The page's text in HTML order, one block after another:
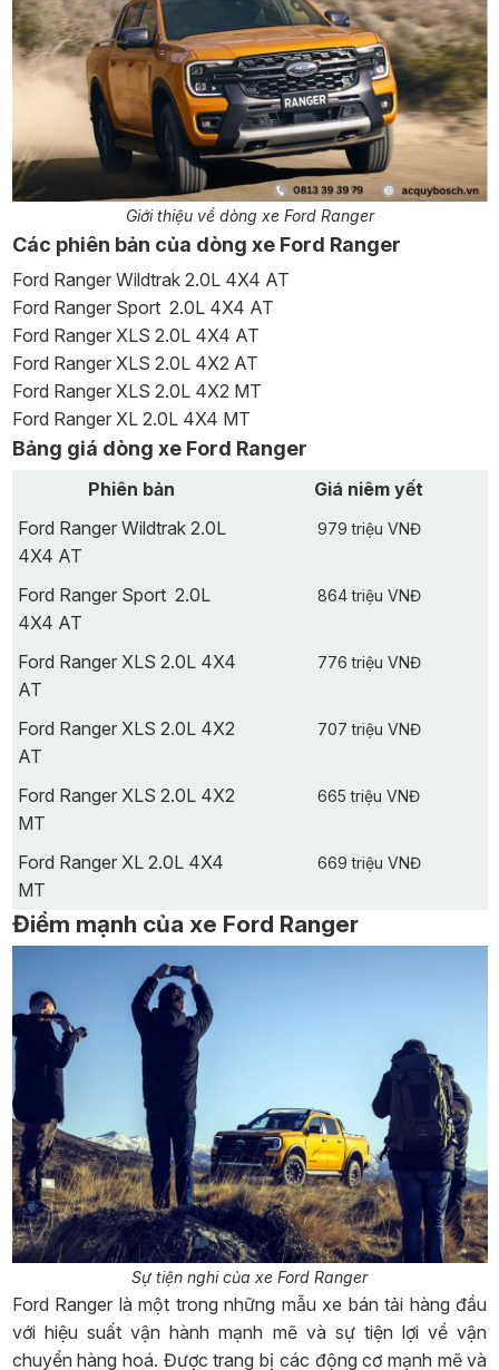
Giới thiệu về dòng xe Ford Ranger
Các phiên bản của dòng xe Ford Ranger
Ford Ranger Wildtrak 2.0L 4X4 AT
Ford Ranger Sport 2.0L 4X4 AT
Ford Ranger XLS 2.0L 4X4 AT
Ford Ranger XLS 2.0L 4X2 AT
Ford Ranger XLS 2.0L 4X2 MT
Ford Ranger XL 2.0L 4X4 MT
Bảng giá dòng xe Ford Ranger
Phiên bản
Giá niêm yết
Ford Ranger Wildtrak 2.0L
4X4 AT
979 triệu VNĐ
Ford Ranger Sport 2.0L
4X4 AT
864 triệu VNĐ
Ford Ranger XLS 2.0L 4X4
AT
776 triệu VNĐ
Ford Ranger XLS 2.0L 4X2
AT
707 triệu VNĐ
Ford Ranger XLS 2.0L 4X2
MT
665 triệu VNĐ
Ford Ranger XL 2.0L 4X4
MT
669 triệu VNĐ
Điểm mạnh của xe Ford Ranger
Sự tiện nghi của xe Ford Ranger
Ford Ranger là một trong những mẫu xe bán tải hàng đầu
với hiệu suất vận hành mạnh mẽ và sự tiện lợi về vận
chuyển hàng hoá. Được trang bị các động cơ mạnh mẽ và